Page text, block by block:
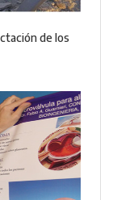
de los